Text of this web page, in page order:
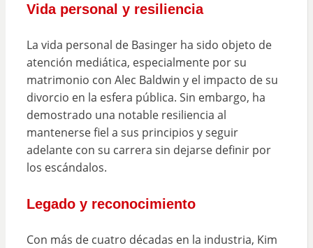
Vida personal y resiliencia
La vida personal de Basinger ha sido objeto de
atención mediática, especialmente por su
matrimonio con Alec Baldwin y el impacto de su
divorcio en la esfera pública. Sin embargo, ha
demostrado una notable resiliencia al
mantenerse fiel a sus principios y seguir
adelante con su carrera sin dejarse definir por
los escándalos.
Legado y reconocimiento
Con más de cuatro décadas en la industria, Kim